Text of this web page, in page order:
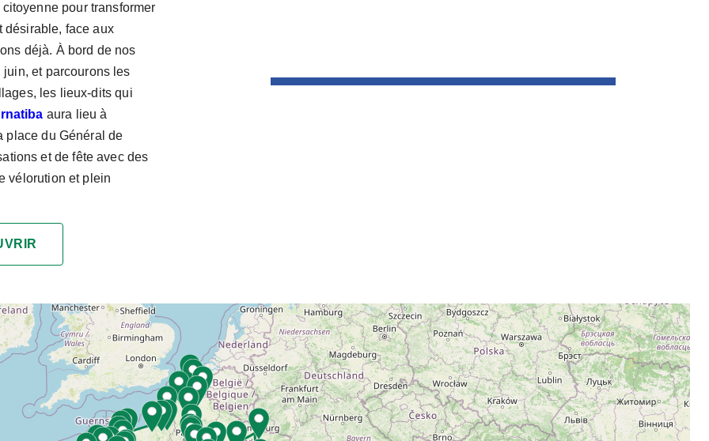
pour transformer
désirable, face aux
déjà. À bord de nos
et parcourons les
les lieux-dits qui
aura lieu à
place du Général de
et de fête avec des
vélorution et plein